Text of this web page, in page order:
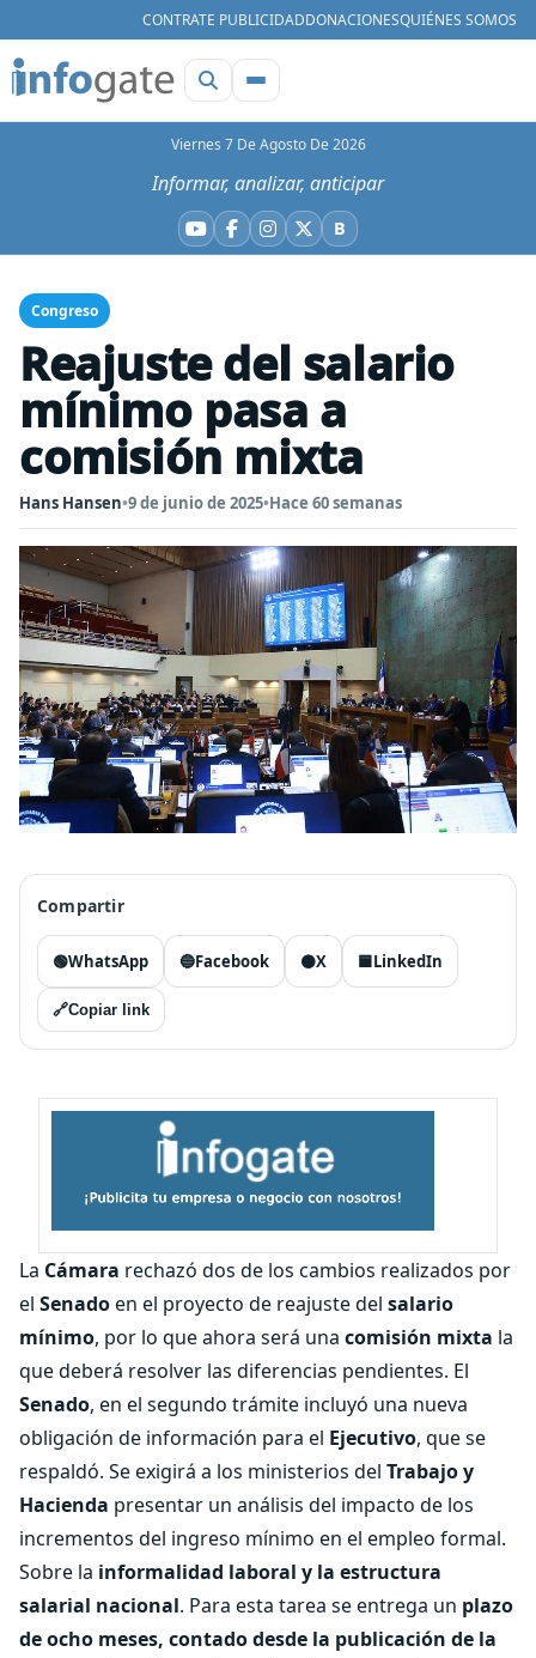
CONTRATE PUBLICIDADDONACIONESQUIÉNES SOMOS
Viernes 7 De Agosto De 2026
Informar, analizar, anticipar
YouTube
Facebook
Instagram
X BBluesky
Congreso
Reajuste del salario
mínimo pasa a
comisión mixta
Hans Hansen•9 de junio de 2025•Hace 60 semanas
Compartir
🟢WhatsApp 🔵Facebook ⚫X 🟦LinkedIn
🔗Copiar link
La Cámara rechazó dos de los cambios realizados por
el Senadoen el proyecto de reajuste del salario
mínimo, por lo que ahora será una comisión mixta la
que deberá resolver las diferencias pendientes. El
Senado, en el segundo trámite incluyó una nueva
obligación de información para el Ejecutivo, que se
respaldó. Se exigirá a los ministerios del Trabajo y
Hacienda presentar un análisis del impacto de los
incrementos del ingreso mínimo en el empleo formal.
Sobre la informalidad laboral y la estructura
salarial nacional. Para esta tarea se entrega un plazo
de ocho meses, contado desde la publicación de la